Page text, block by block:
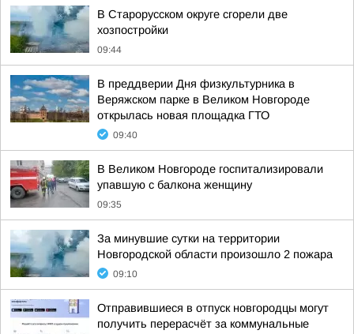
В Старорусском округе сгорели две
хозпостройки
09:44
В преддверии Дня физкультурника в
Веряжском парке в Великом Новгороде
открылась новая площадка ГТО
09:40
В Великом Новгороде госпитализировали
упавшую с балкона женщину
09:35
За минувшие сутки на территории
Новгородской области произошло 2 пожара
09:10
Отправившиеся в отпуск новгородцы могут
получить перерасчёт за коммунальные